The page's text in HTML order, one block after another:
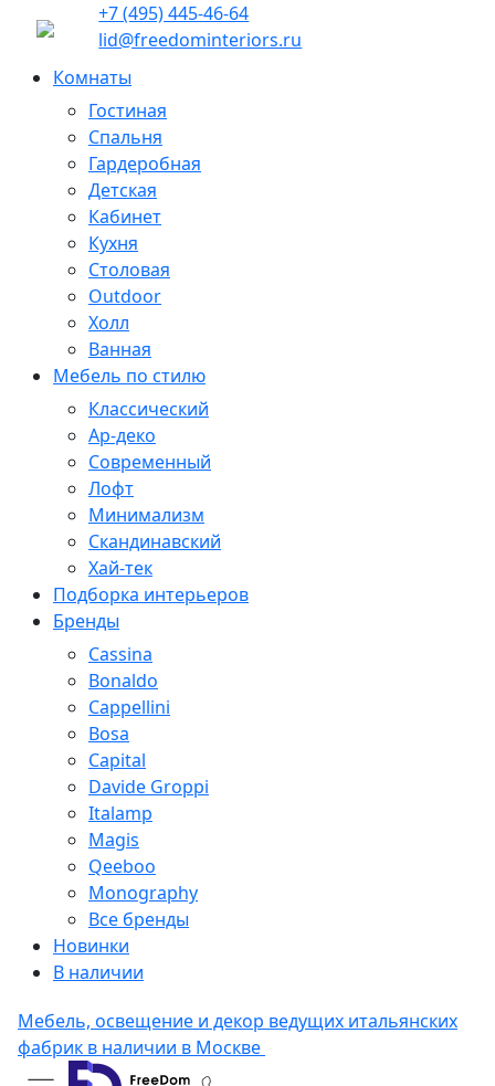
+7 (495) 445-46-64
lid@freedominteriors.ru
Комнаты
Гостиная
Спальня
Гардеробная
Детская
Кабинет
Кухня
Столовая
Outdoor
Холл
Ванная
Мебель по стилю
Классический
Ар-деко
Современный
Лофт
Минимализм
Скандинавский
Хай-тек
Подборка интерьеров
Бренды
Cassina
Bonaldo
Cappellini
Bosa
Capital
Davide Groppi
Italamp
Magis
Qeeboo
Monography
Все бренды
Новинки
В наличии
Мебель, освещение и декор ведущих итальянских
фабрик в наличии в Москве